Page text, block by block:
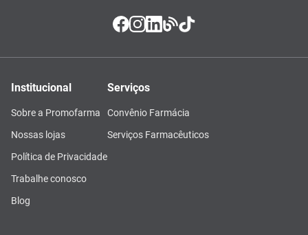
Institucional
Sobre a Promofarma
Nossas lojas
Política de Privacidade
Trabalhe conosco
Blog
Serviços
Convênio Farmácia
Serviços Farmacêuticos